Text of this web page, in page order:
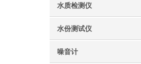
水质检测仪
水份测试仪
噪音计